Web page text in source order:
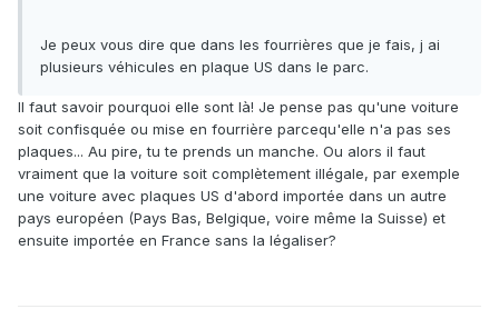
Je peux vous dire que dans les fourrières que je fais, j ai
plusieurs véhicules en plaque US dans le parc.
Il faut savoir pourquoi elle sont là! Je pense pas qu'une voiture
soit confisquée ou mise en fourrière parcequ'elle n'a pas ses
plaques... Au pire, tu te prends un manche. Ou alors il faut
vraiment que la voiture soit complètement illégale, par exemple
une voiture avec plaques US d'abord importée dans un autre
pays européen (Pays Bas, Belgique, voire même la Suisse) et
ensuite importée en France sans la légaliser?